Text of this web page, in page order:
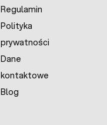
Regulamin
Polityka
prywatności
Dane
kontaktowe
Blog